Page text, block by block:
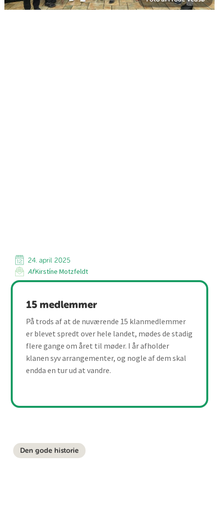
24. april 2025
AfKirstíne Motzfeldt
15 medlemmer
På trods af at de nuværende 15 klanmedlemmer
er blevet spredt over hele landet, mødes de stadig
flere gange om året til møder. I år afholder
klanen syv arrangementer, og nogle af dem skal
endda en tur ud at vandre.
Den gode historie